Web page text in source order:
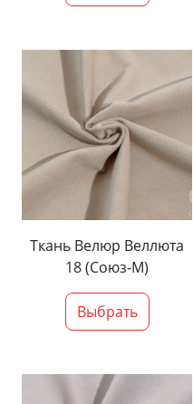
Ткань Велюр Веллюта
18 (Союз-М)
Выбрать